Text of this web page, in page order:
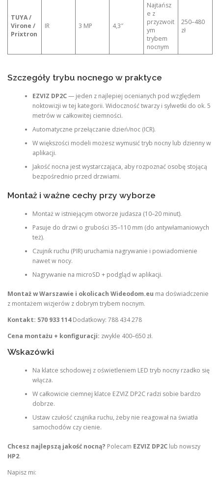
TUYA /
Virone /
Prixtron
IR 3 MP 4,3″
Najtańsz
e z
przyzwoit
ym
trybem
nocnym
250–480
zł
Szczegóły trybu nocnego w praktyce
EZVIZ DP2C— jeden z najlepiej ocenianych pod względem
noktowizji w tej kategorii. Widoczność twarzy i sylwetki do ok. 5
metrów w całkowitej ciemności.
Automatyczne przełączanie dzień/noc (ICR).
W większości modeli możesz wymusić tryb nocny lub dzienny w
aplikacji.
Jakość nocna jest wystarczająca, aby rozpoznać osobę stojącą
bezpośrednio przed drzwiami.
Montaż i ważne cechy przy wyborze
Montaż w istniejącym otworze judasza (10–20 minut).
Pasuje do drzwi o grubości 35–110 mm (do antywłamaniowych
też).
Czujnik ruchu (PIR) uruchamia nagrywanie i powiadomienie
nawet w nocy.
Nagrywanie na microSD + podgląd w aplikacji.
Montaż w Warszawie i okolicach Wideodom.eu ma doświadczenie
z montażem wizjerów z dobrym trybem nocnym.
Kontakt: 570 933 114Dodatkowy: 788 434 278
Cena montażu + konfiguracji: zwykle 400–650 zł.
Wskazówki
Na klatce schodowej z oświetleniem LED tryb nocny rzadko się
włącza.
W całkowicie ciemnej klatce EZVIZ DP2C radzi sobie bardzo
dobrze.
Ustaw czułość czujnika ruchu, żeby nie reagował na światła
samochodów czy cienie.
Chcesz najlepszą jakość nocną? Polecam EZVIZ DP2C lub nowszy
HP2.
Napisz mi: